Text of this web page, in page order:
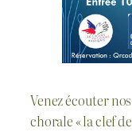
Venez écouter
chorale « la clef